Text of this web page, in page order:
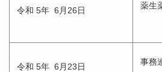
令和 5年 6月26日 薬生
令和 5年 6月23日 事務